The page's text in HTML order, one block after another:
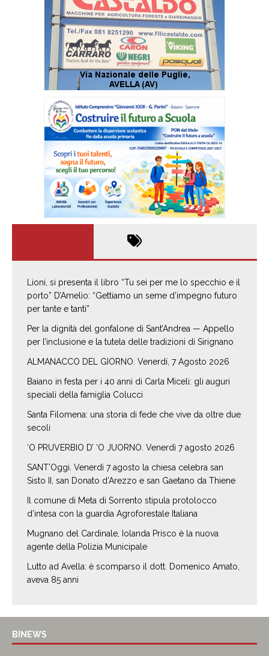
Lioni, si presenta il libro “Tu sei per me lo specchio e il
porto” D’Amelio: “Gettiamo un seme d’impegno futuro
per tante e tanti”
Per la dignità del gonfalone di Sant’Andrea — Appello
per l’inclusione e la tutela delle tradizioni di Sirignano
ALMANACCO DEL GIORNO. Venerdí, 7 Agosto 2026
Baiano in festa per i 40 anni di Carla Miceli: gli auguri
speciali della famiglia Colucci
Santa Filomena: una storia di fede che vive da oltre due
secoli
‘O PRUVERBIO D’ ‘O JUORNO. Venerdì 7 agosto 2026
SANT’Oggi. Venerdì 7 agosto la chiesa celebra san
Sisto II, san Donato d’Arezzo e san Gaetano da Thiene
Il comune di Meta di Sorrento stipula protolocco
d’intesa con la guardia Agroforestale Italiana
Mugnano del Cardinale, Iolanda Prisco è la nuova
agente della Polizia Municipale
Lutto ad Avella: è scomparso il dott. Domenico Amato,
aveva 85 anni
BINEWS